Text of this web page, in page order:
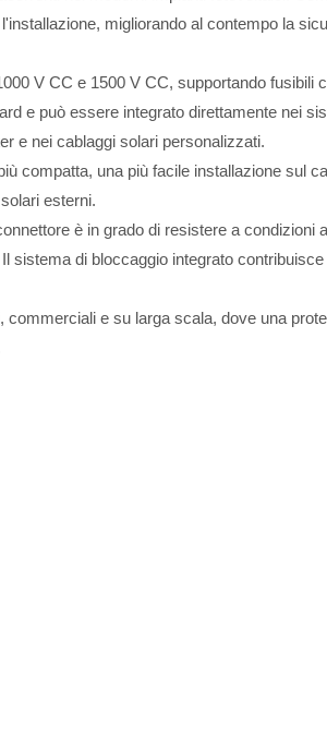
migliorando al contempo la
V CC e 1500 V CC, supportando fusibili
e può essere integrato direttamente nei
e nei cablaggi solari personalizzati.
compatta, una più facile installazione sul
esterni.
è in grado di resistere a condizioni
sistema di bloccaggio integrato contribuisce
e su larga scala, dove una